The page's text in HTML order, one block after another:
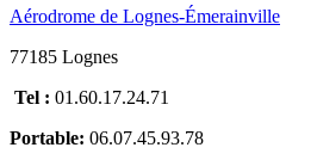
Aérodrome de Lognes-Émerainville
77185 Lognes
Tel : 01.60.17.24.71
Portable: 06.07.45.93.78